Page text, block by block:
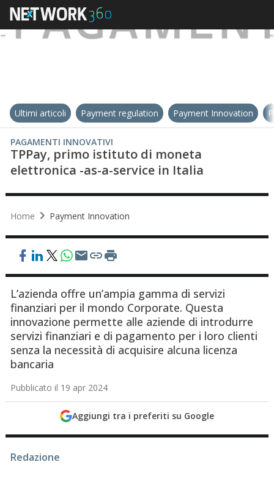
Ultimi articoli Payment regulation Payment Innovation
PAGAMENTI INNOVATIVI
TPPay, primo istituto di moneta
elettronica -as-a-service in Italia
Home Payment Innovation
L’azienda offre un’ampia gamma di servizi
finanziari per il mondo Corporate. Questa
innovazione permette alle aziende di introdurre
servizi finanziari e di pagamento per i loro clienti
senza la necessità di acquisire alcuna licenza
bancaria
Pubblicato il 19 apr 2024
Aggiungi tra i preferiti su Google
Redazione